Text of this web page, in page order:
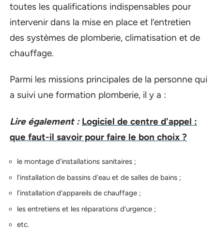
toutes les qualifications indispensables pour
intervenir dans la mise en place et l’entretien
des systèmes de plomberie, climatisation et de
chauffage.
Parmi les missions principales de la personne qui
a suivi une formation plomberie, il y a :
Lire également : Logiciel de centre d'appel :
que faut-il savoir pour faire le bon choix ?
le montage d’installations sanitaires ;
l’installation de bassins d’eau et de salles de bains ;
l’installation d’appareils de chauffage ;
les entretiens et les réparations d’urgence ;
etc.